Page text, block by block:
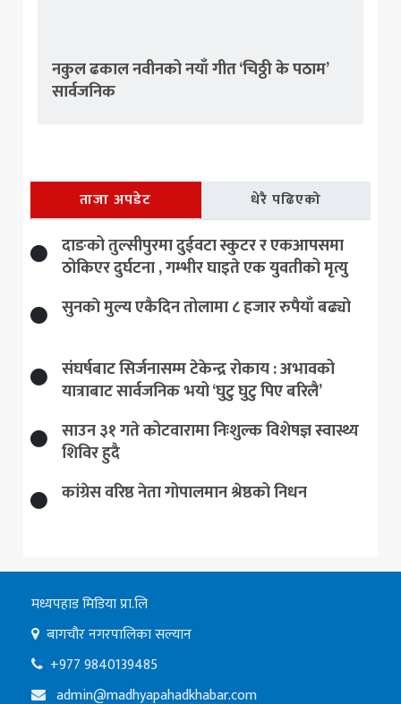
नकुल ढकाल नवीनको नयाँ गीत ‘चिठ्ठी के पठाम’
सार्वजनिक
ताजा अपडेट धेरै पढिएको
दाङको तुल्सीपुरमा दुईवटा स्कुटर र एकआपसमा
ठोकिएर दुर्घटना , गम्भीर घाइते एक युवतीको मृत्यु
सुनकाे मुल्य एकैदिन तोलामा ८ हजार रुपैयाँ बढ्यो
संघर्षबाट सिर्जनासम्म टेकेन्द्र रोकाय : अभावको
यात्राबाट सार्वजनिक भयो ‘घुटु घुटु पिए बरिलै’
साउन ३१ गते कोटवारामा निःशुल्क विशेषज्ञ स्वास्थ्य
शिविर हुदै
कांग्रेस वरिष्ठ नेता गोपालमान श्रेष्ठको निधन
मध्यपहाड मिडिया प्रा.लि
बागचौर नगरपालिका सल्यान
+977 9840139485
admin@madhyapahadkhabar.com